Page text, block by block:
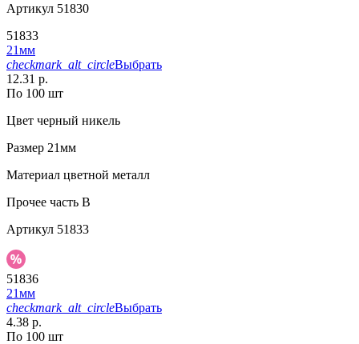
Артикул 51830
51833
21мм
checkmark_alt_circleВыбрать
12.31 р.
По 100 шт
Цвет черный никель
Размер 21мм
Материал цветной металл
Прочее часть В
Артикул 51833
51836
21мм
checkmark_alt_circleВыбрать
4.38 р.
По 100 шт